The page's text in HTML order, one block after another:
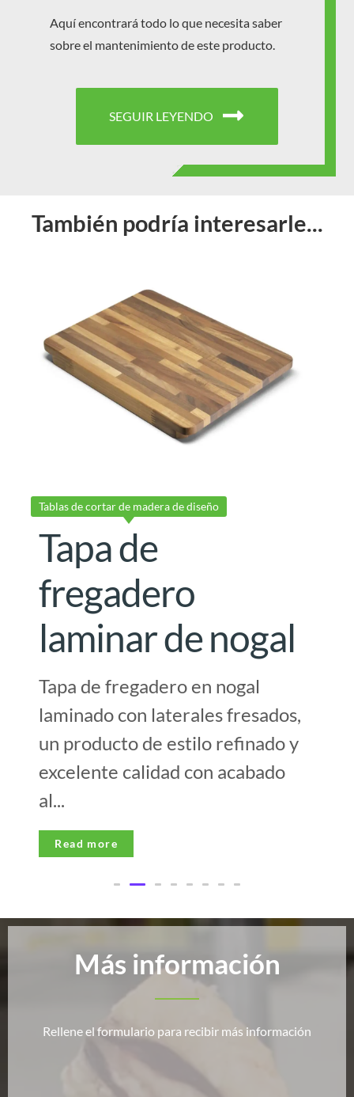
Aquí encontrará todo lo que necesita saber
sobre el mantenimiento de este producto.
SEGUIR LEYENDO
También podría interesarle...
Tablas de cortar de madera de diseño
Tapa de
fregadero
laminar de nogal
Tapa de fregadero en nogal
laminado con laterales fresados,
un producto de estilo refinado y
excelente calidad con acabado
al...
Read more
Más información
Rellene el formulario para recibir más información